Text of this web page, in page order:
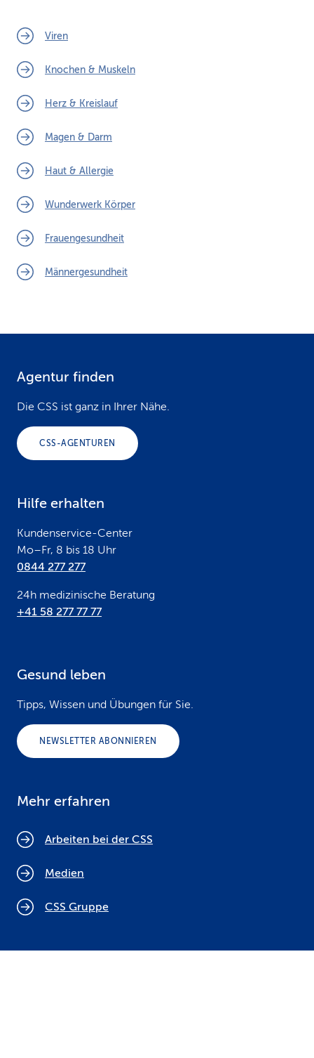
Viren
Knochen & Muskeln
Herz & Kreislauf
Magen & Darm
Haut & Allergie
Wunderwerk Körper
Frauengesundheit
Männergesundheit
Agentur finden
Die CSS ist ganz in Ihrer Nähe.
CSS-AGENTUREN
Hilfe erhalten
Kundenservice-Center
Mo–Fr, 8 bis 18 Uhr
0844 277 277
24h medizinische Beratung
+41 58 277 77 77
Gesund leben
Tipps, Wissen und Übungen für Sie.
NEWSLETTER ABONNIEREN
Mehr erfahren
Arbeiten bei der CSS
Medien
CSS Gruppe